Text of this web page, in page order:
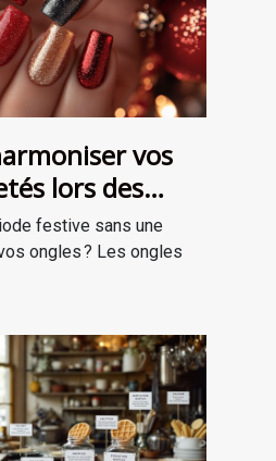
vos
lors des
festive sans une
ongles ? Les ongles